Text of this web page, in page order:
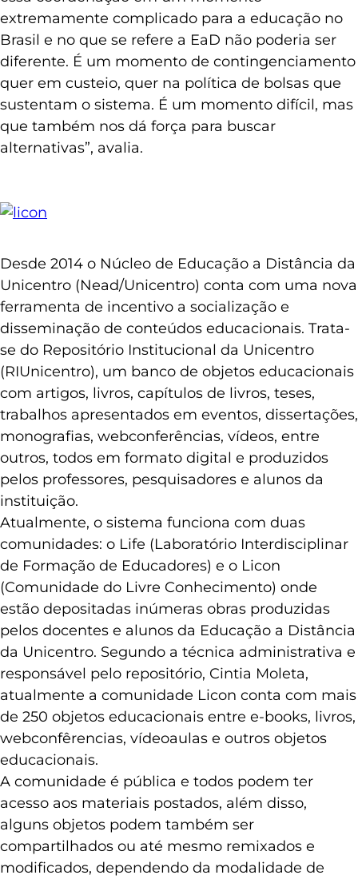
extremamente complicado para a educação no
Brasil e no que se refere a EaD não poderia ser
diferente. É um momento de contingenciamento
quer em custeio, quer na política de bolsas que
sustentam o sistema. É um momento difícil, mas
que também nos dá força para buscar
alternativas”, avalia.
Desde 2014 o Núcleo de Educação a Distância da
Unicentro (Nead/Unicentro) conta com uma nova
ferramenta de incentivo a socialização e
disseminação de conteúdos educacionais. Trata-
se do Repositório Institucional da Unicentro
(RIUnicentro), um banco de objetos educacionais
com artigos, livros, capítulos de livros, teses,
trabalhos apresentados em eventos, dissertações,
monografias, webconferências, vídeos, entre
outros, todos em formato digital e produzidos
pelos professores, pesquisadores e alunos da
instituição.
Atualmente, o sistema funciona com duas
comunidades: o Life (Laboratório Interdisciplinar
de Formação de Educadores) e o Licon
(Comunidade do Livre Conhecimento) onde
estão depositadas inúmeras obras produzidas
pelos docentes e alunos da Educação a Distância
da Unicentro. Segundo a técnica administrativa e
responsável pelo repositório, Cintia Moleta,
atualmente a comunidade Licon conta com mais
de 250 objetos educacionais entre e-books, livros,
webconfêrencias, vídeoaulas e outros objetos
educacionais.
A comunidade é pública e todos podem ter
acesso aos materiais postados, além disso,
alguns objetos podem também ser
compartilhados ou até mesmo remixados e
modificados, dependendo da modalidade de